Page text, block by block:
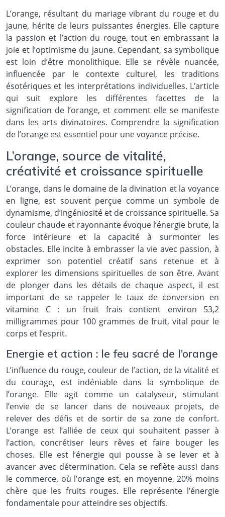
L’orange, résultant du mariage vibrant du rouge et du
jaune, hérite de leurs puissantes énergies. Elle capture
la passion et l’action du rouge, tout en embrassant la
joie et l’optimisme du jaune. Cependant, sa symbolique
est loin d’être monolithique. Elle se révèle nuancée,
influencée par le contexte culturel, les traditions
ésotériques et les interprétations individuelles. L’article
qui suit explore les différentes facettes de la
signification de l’orange, et comment elle se manifeste
dans les arts divinatoires. Comprendre la signification
de l’orange est essentiel pour une voyance précise.
L’orange, source de vitalité,
créativité et croissance spirituelle
L’orange, dans le domaine de la divination et la voyance
en ligne, est souvent perçue comme un symbole de
dynamisme, d’ingéniosité et de croissance spirituelle. Sa
couleur chaude et rayonnante évoque l’énergie brute, la
force intérieure et la capacité à surmonter les
obstacles. Elle incite à embrasser la vie avec passion, à
exprimer son potentiel créatif sans retenue et à
explorer les dimensions spirituelles de son être. Avant
de plonger dans les détails de chaque aspect, il est
important de se rappeler le taux de conversion en
vitamine C : un fruit frais contient environ 53,2
milligrammes pour 100 grammes de fruit, vital pour le
corps et l’esprit.
Energie et action : le feu sacré de l’orange
L’influence du rouge, couleur de l’action, de la vitalité et
du courage, est indéniable dans la symbolique de
l’orange. Elle agit comme un catalyseur, stimulant
l’envie de se lancer dans de nouveaux projets, de
relever des défis et de sortir de sa zone de confort.
L’orange est l’alliée de ceux qui souhaitent passer à
l’action, concrétiser leurs rêves et faire bouger les
choses. Elle est l’énergie qui pousse à se lever et à
avancer avec détermination. Cela se reflète aussi dans
le commerce, où l’orange est, en moyenne, 20% moins
chère que les fruits rouges. Elle représente l’énergie
fondamentale pour atteindre ses objectifs.